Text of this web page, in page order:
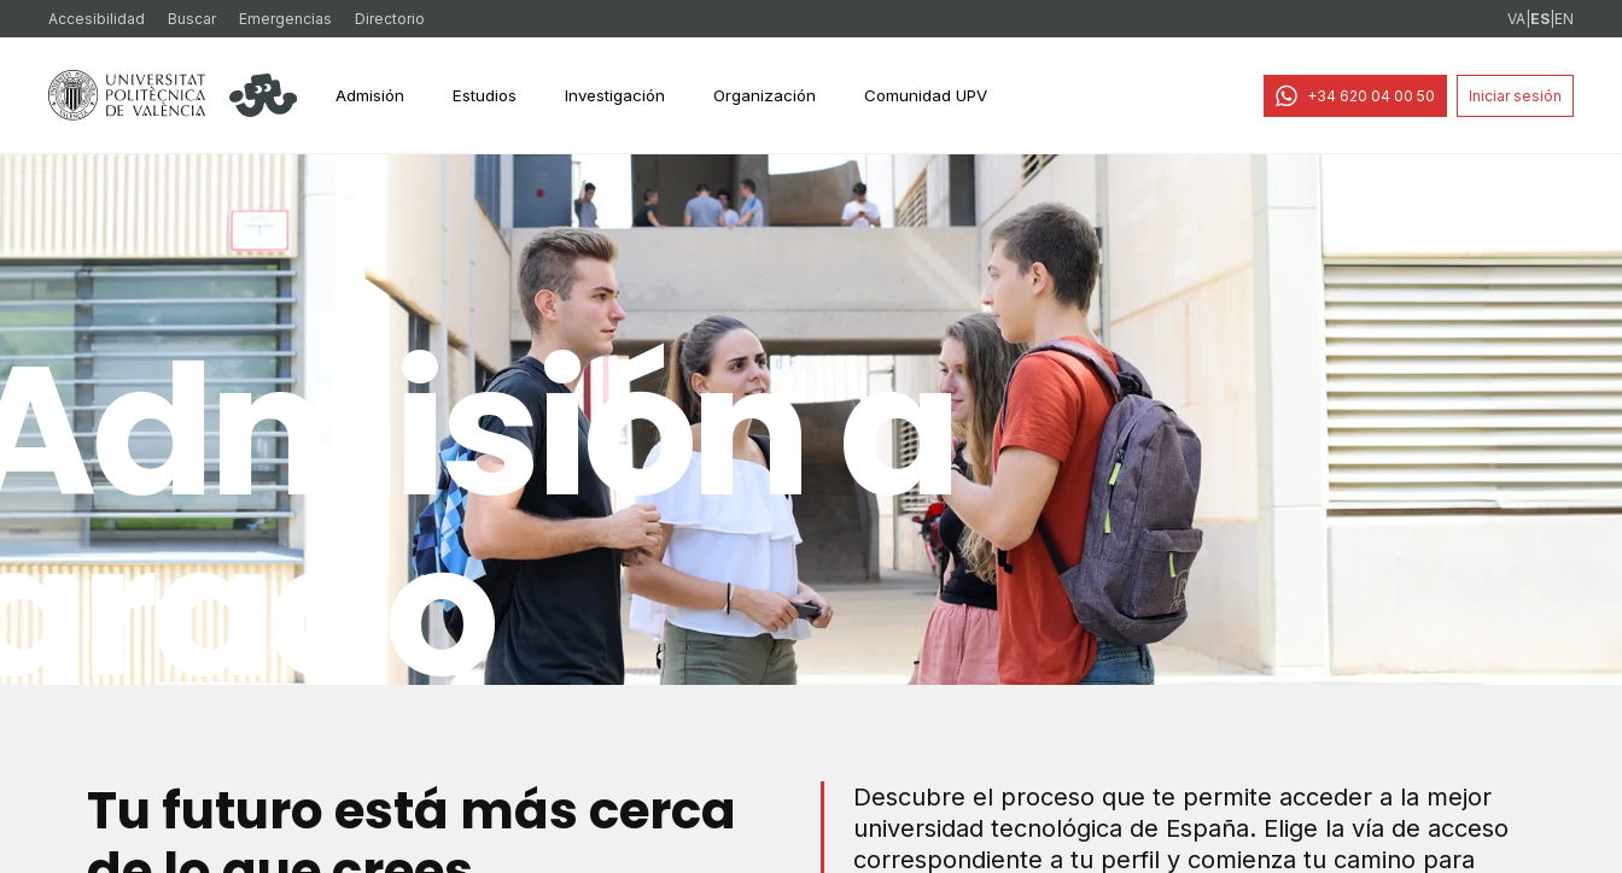
Accesibilidad Buscar Emergencias Directorio VA ES EN
Admisión Estudios Investigación Organización Comunidad UPV +34 620 04 00 50 Iniciar sesión
a
Tu futuro está más cerca
Descubre el proceso que te permite acceder a la mejor
universidad tecnológica de España. Elige la vía de acceso
correspondiente a tu perfil y comienza tu camino para